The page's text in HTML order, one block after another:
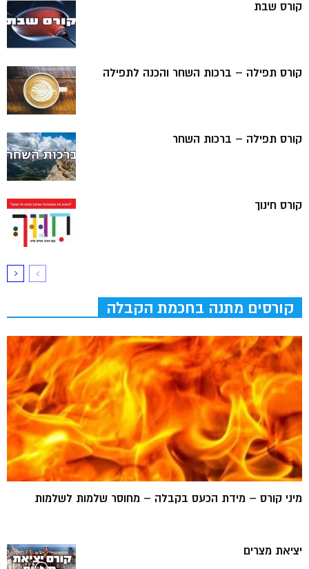
קורס שבת
קורס תפילה – ברכות השחר והכנה לתפילה
קורס תפילה – ברכות השחר
קורס חינוך
קורסים מתנה בחכמת הקבלה
מיני קורס – מידת הכעס בקבלה – מחוסר שלמות לשלמות
יציאת מצרים